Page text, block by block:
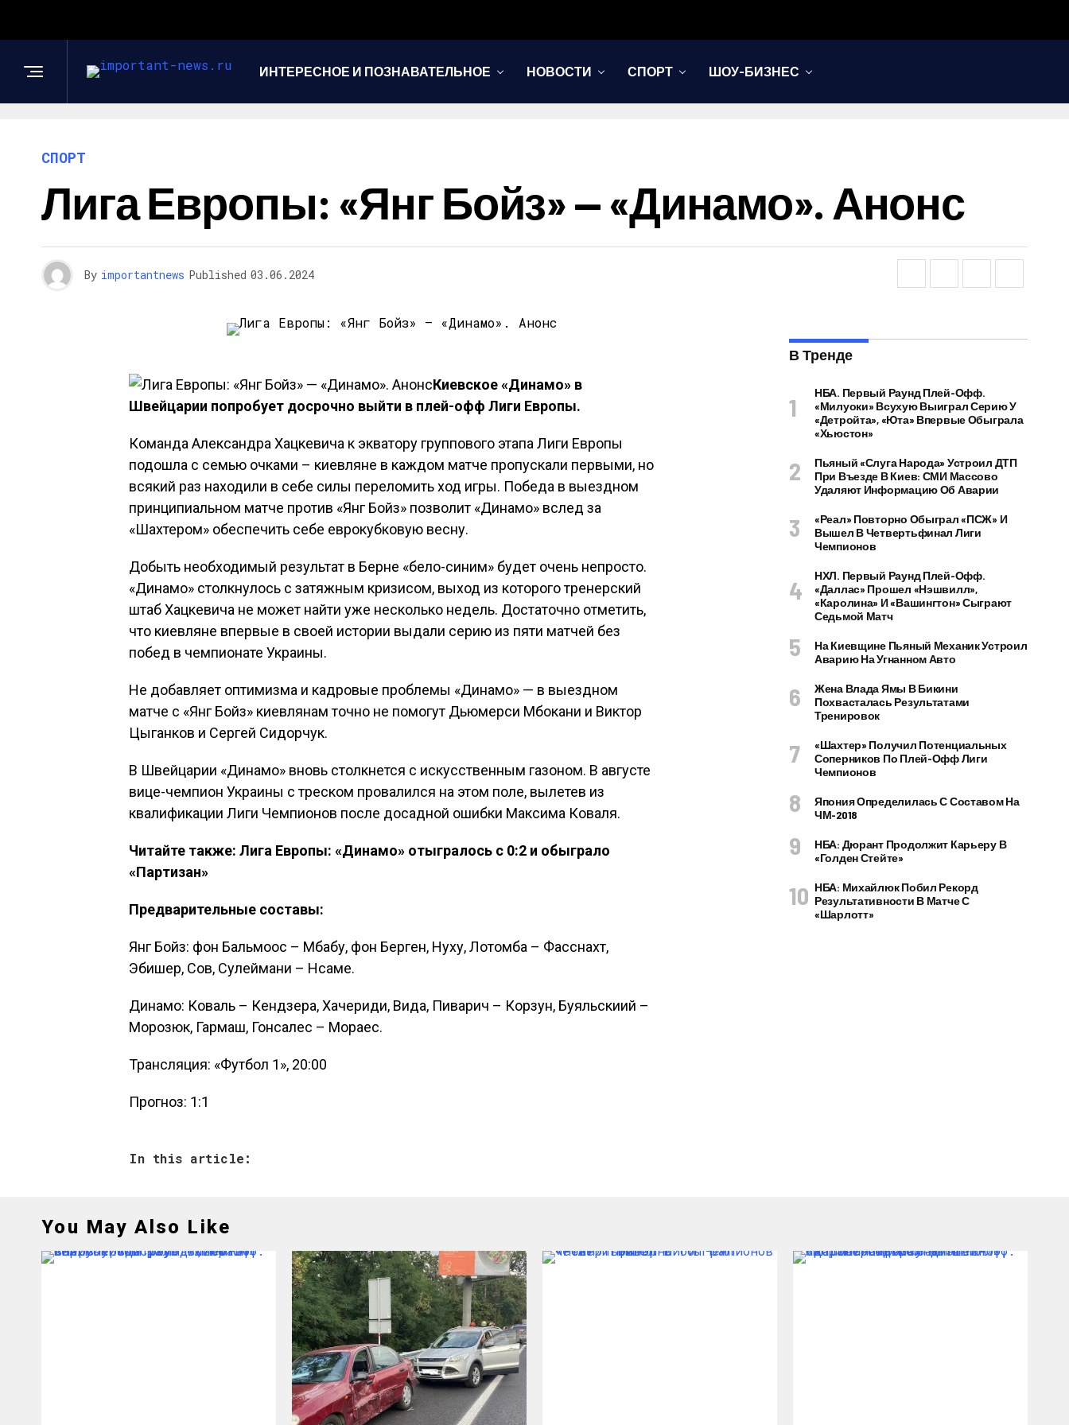
ИНТЕРЕСНОЕ И ПОЗНАВАТЕЛЬНОЕ НОВОСТИ СПОРТ ШОУ-БИЗНЕС
СПОРТ
Лига Европы: «Янг Бойз» — «Динамо». Анонс
By importantnews Published 03.06.2024
Киевское «Динамо» в
Швейцарии попробует досрочно выйти в плей-офф Лиги Европы.
Команда Александра Хацкевича к экватору группового этапа Лиги Европы
подошла с семью очками – киевляне в каждом матче пропускали первыми, но
всякий раз находили в себе силы переломить ход игры. Победа в выездном
принципиальном матче против «Янг Бойз» позволит «Динамо» вслед за
«Шахтером» обеспечить себе еврокубковую весну.
Добыть необходимый результат в Берне «бело-синим» будет очень непросто.
«Динамо» столкнулось с затяжным кризисом, выход из которого тренерский
штаб Хацкевича не может найти уже несколько недель. Достаточно отметить,
что киевляне впервые в своей истории выдали серию из пяти матчей без
побед в чемпионате Украины.
Не добавляет оптимизма и кадровые проблемы «Динамо» — в выездном
матче с «Янг Бойз» киевлянам точно не помогут Дьюмерси Мбокани и Виктор
Цыганков и Сергей Сидорчук.
В Швейцарии «Динамо» вновь столкнется с искусственным газоном. В августе
вице-чемпион Украины с треском провалился на этом поле, вылетев из
квалификации Лиги Чемпионов после досадной ошибки Максима Коваля.
Читайте также: Лига Европы: «Динамо» отыгралось с 0:2 и обыграло
«Партизан»
Предварительные составы:
Янг Бойз: фон Бальмоос – Мбабу, фон Берген, Нуху, Лотомба – Фасснахт,
Эбишер, Сов, Сулеймани – Нсаме.
Динамо: Коваль – Кендзера, Хачериди, Вида, Пиварич – Корзун, Буяльскиий –
Морозюк, Гармаш, Гонсалес – Мораес.
Трансляция: «Футбол 1», 20:00
Прогноз: 1:1
In this article:
В Тренде
НБА. Первый Раунд Плей-Офф.
«Милуоки» Всухую Выиграл Серию У
«Детройта», «Юта» Впервые Обыграла
«Хьюстон»
Пьяный «слуга Народа» Устроил ДТП
При Въезде В Киев: СМИ Массово
Удаляют Информацию Об Аварии
«Реал» Повторно Обыграл «ПСЖ» И
Вышел В Четвертьфинал Лиги
Чемпионов
НХЛ. Первый Раунд Плей-Офф.
«Даллас» Прошел «Нэшвилл»,
«Каролина» И «Вашингтон» Сыграют
Седьмой Матч
На Киевщине Пьяный Механик Устроил
Аварию На Угнанном Авто
Жена Влада Ямы В Бикини
Похвасталась Результатами
Тренировок
«Шахтер» Получил Потенциальных
Соперников По Плей-Офф Лиги
Чемпионов
Япония Определилась С Составом На
ЧМ-2018
НБА: Дюрант Продолжит Карьеру В
«Голден Стейте»
НБА: Михайлюк Побил Рекорд
Результативности В Матче С
«Шарлотт»
You May Also Like